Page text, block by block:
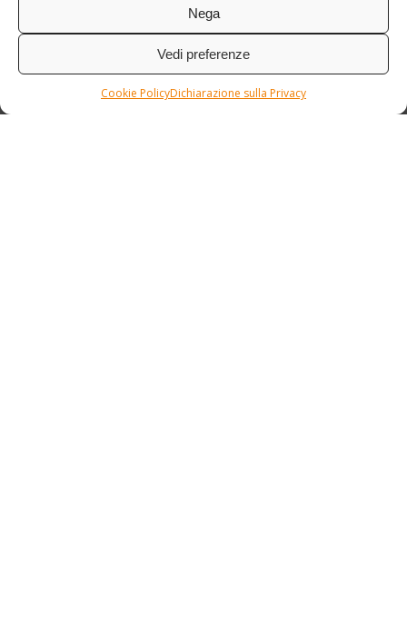
Nega
Vedi preferenze
Cookie PolicyDichiarazione sulla Privacy